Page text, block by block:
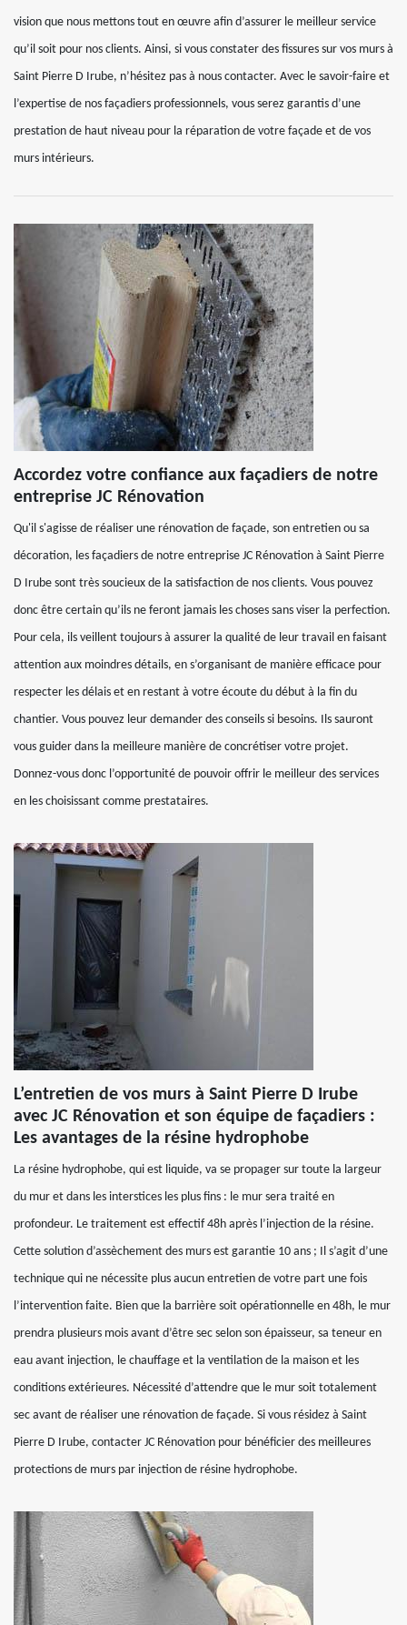
vision que nous mettons tout en œuvre afin d’assurer le meilleur service
qu’il soit pour nos clients. Ainsi, si vous constater des fissures sur vos murs à
Saint Pierre D Irube, n’hésitez pas à nous contacter. Avec le savoir-faire et
l’expertise de nos façadiers professionnels, vous serez garantis d’une
prestation de haut niveau pour la réparation de votre façade et de vos
murs intérieurs.
Accordez votre confiance aux façadiers de notre
entreprise JC Rénovation
Qu'il s'agisse de réaliser une rénovation de façade, son entretien ou sa
décoration, les façadiers de notre entreprise JC Rénovation à Saint Pierre
D Irube sont très soucieux de la satisfaction de nos clients. Vous pouvez
donc être certain qu’ils ne feront jamais les choses sans viser la perfection.
Pour cela, ils veillent toujours à assurer la qualité de leur travail en faisant
attention aux moindres détails, en s’organisant de manière efficace pour
respecter les délais et en restant à votre écoute du début à la fin du
chantier. Vous pouvez leur demander des conseils si besoins. Ils sauront
vous guider dans la meilleure manière de concrétiser votre projet.
Donnez-vous donc l’opportunité de pouvoir offrir le meilleur des services
en les choisissant comme prestataires.
L’entretien de vos murs à Saint Pierre D Irube
avec JC Rénovation et son équipe de façadiers :
Les avantages de la résine hydrophobe
La résine hydrophobe, qui est liquide, va se propager sur toute la largeur
du mur et dans les interstices les plus fins : le mur sera traité en
profondeur. Le traitement est effectif 48h après l’injection de la résine.
Cette solution d’assèchement des murs est garantie 10 ans ; Il s’agit d’une
technique qui ne nécessite plus aucun entretien de votre part une fois
l’intervention faite. Bien que la barrière soit opérationnelle en 48h, le mur
prendra plusieurs mois avant d’être sec selon son épaisseur, sa teneur en
eau avant injection, le chauffage et la ventilation de la maison et les
conditions extérieures. Nécessité d’attendre que le mur soit totalement
sec avant de réaliser une rénovation de façade. Si vous résidez à Saint
Pierre D Irube, contacter JC Rénovation pour bénéficier des meilleures
protections de murs par injection de résine hydrophobe.